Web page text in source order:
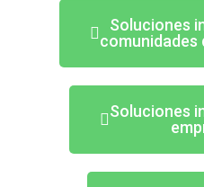
Soluciones
comunidades
Soluciones